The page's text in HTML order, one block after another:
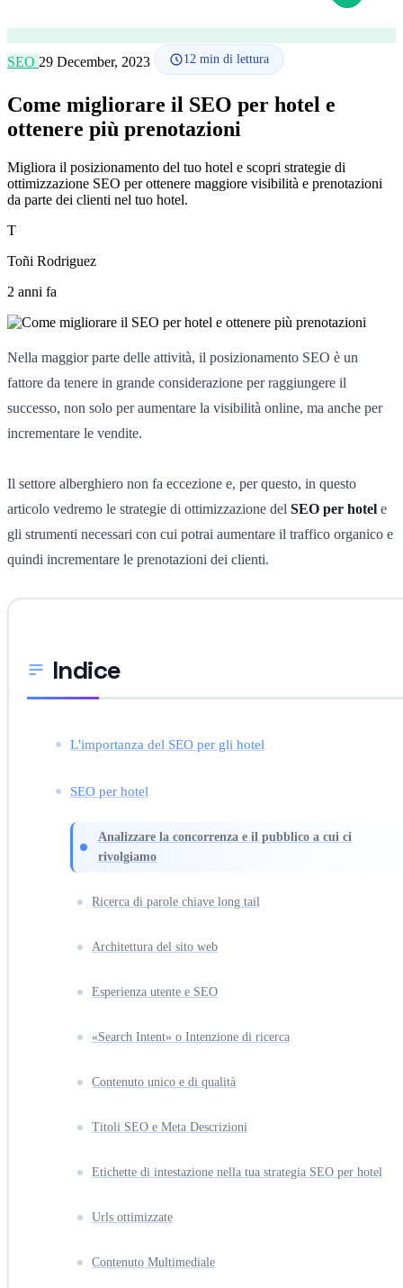
SEO 29 December, 2023 12 min di lettura
Come migliorare il SEO per hotel e
ottenere più prenotazioni
Migliora il posizionamento del tuo hotel e scopri strategie di
ottimizzazione SEO per ottenere maggiore visibilità e prenotazioni
da parte dei clienti nel tuo hotel.
T
Toñi Rodriguez
2 anni fa
Nella maggior parte delle attività, il posizionamento SEO è un
fattore da tenere in grande considerazione per raggiungere il
successo, non solo per aumentare la visibilità online, ma anche per
incrementare le vendite.
Il settore alberghiero non fa eccezione e, per questo, in questo
articolo vedremo le strategie di ottimizzazione del SEO per hotel e
gli strumenti necessari con cui potrai aumentare il traffico organico e
quindi incrementare le prenotazioni dei clienti.
Indice
L'importanza del SEO per gli hotel
SEO per hotel
Analizzare la concorrenza e il pubblico a cui ci
rivolgiamo
Ricerca di parole chiave long tail
Architettura del sito web
Esperienza utente e SEO
«Search Intent» o Intenzione di ricerca
Contenuto unico e di qualità
Titoli SEO e Meta Descrizioni
Etichette di intestazione nella tua strategia SEO per hotel
Urls ottimizzate
Contenuto Multimediale